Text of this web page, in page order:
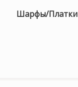
Шарфы/Платки